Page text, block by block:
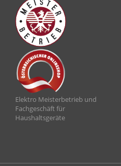
Elektro Meisterbetrieb und
Fachgeschäft für
Haushaltsgeräte